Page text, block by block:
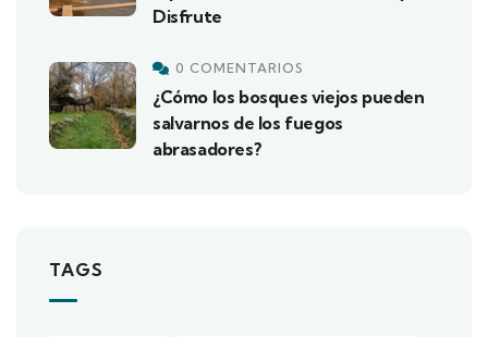
Disfrute
0 COMENTARIOS
¿Cómo los bosques viejos pueden
salvarnos de los fuegos
abrasadores?
TAGS